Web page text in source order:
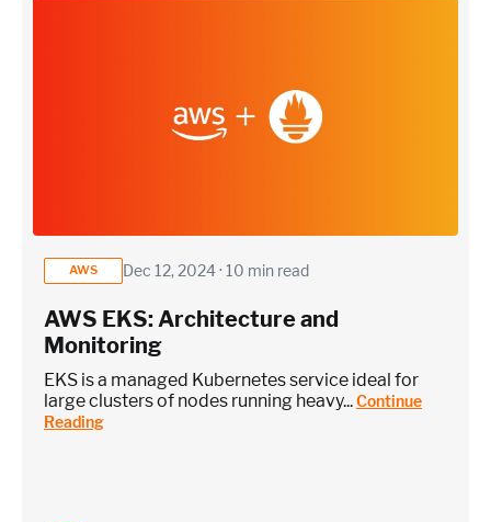
AWS Dec 12, 2024 · 10 min read
AWS EKS: Architecture and
Monitoring
EKS is a managed Kubernetes service ideal for
large clusters of nodes running heavy...Continue
Reading